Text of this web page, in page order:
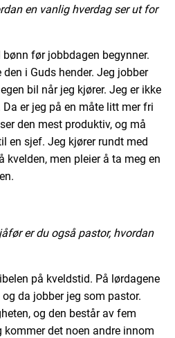
en vanlig hverdag ser ut for
før jobbdagen begynner.
i Guds hender. Jeg jobber
bil når jeg kjører. Jeg er ikke
er jeg på en måte litt mer fri
den mest produktiv, og må
en sjef. Jeg kjører rundt med
men pleier å ta meg en
er du også pastor, hvordan
på kveldstid. På lørdagene
da jobber jeg som pastor.
og den består av fem
det noen andre innom